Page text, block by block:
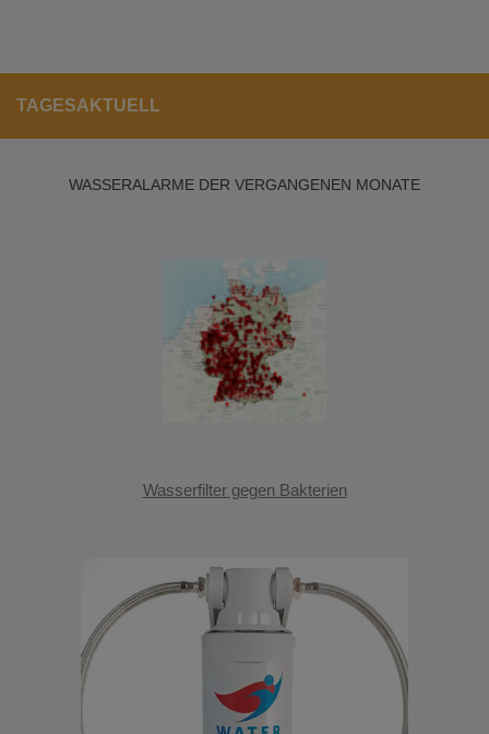
TAGESAKTUELL
WASSERALARME DER VERGANGENEN MONATE
Wasserfilter gegen Bakterien